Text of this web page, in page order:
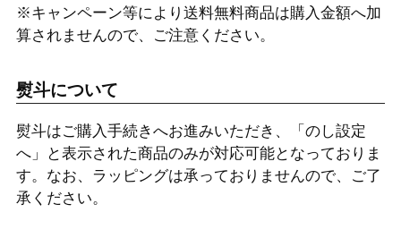
※キャンペーン等により送料無料商品は購入金額へ加
算されませんので、ご注意ください。
熨斗について
熨斗はご購入手続きへお進みいただき、「のし設定
へ」と表示された商品のみが対応可能となっておりま
す。なお、ラッピングは承っておりませんので、ご了
承ください。